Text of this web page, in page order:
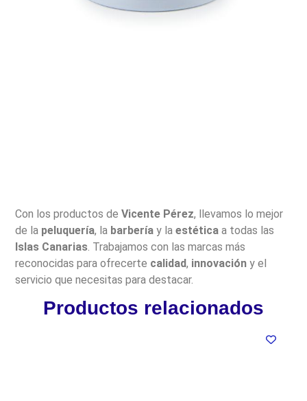
Con los productos deVicente Pérez, llevamos lo mejor
de la peluquería, la barbería y laestética a todas las
Islas Canarias . Trabajamos con las marcas más
reconocidas para ofrecerte calidad, innovación y el
servicio que necesitas para destacar.
Productos relacionados